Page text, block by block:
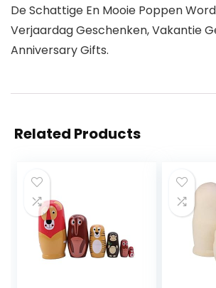
De Schattige En Mooie Poppen
Verjaardag Geschenken, Vakantie
Anniversary Gifts.
Related Products